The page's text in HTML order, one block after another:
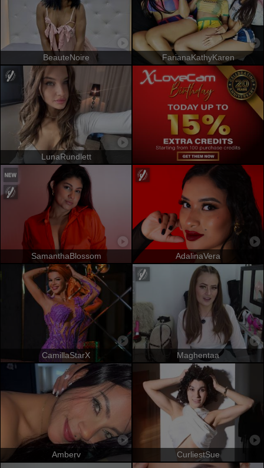
BeauteNoire FarianaKathyKaren
LunaRundlett
SamanthaBlossom AdalinaVera
CamillaStarX Maghentaa
Amberv CurliestSue